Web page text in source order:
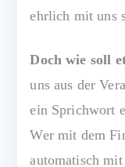
ehrlich mit uns
Doch wie soll
uns aus der
ein Sprichwort
Wer mit dem
automatisch